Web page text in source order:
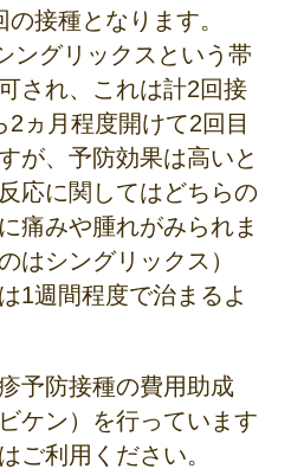
接種となります。
ングリックスという帯
され、これは計2回接
ヵ月程度開けて2回目
が、予防効果は高いと
応に関してはどちらの
痛みや腫れがみられま
はシングリックス）
1週間程度で治まるよ
予防接種の費用助成
ケン）を行っています
ご利用ください。